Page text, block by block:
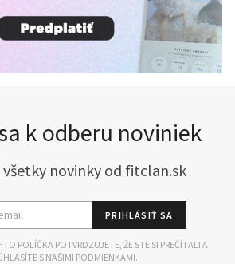
k odberu noviniek
novinky od fitclan.sk
PRIHLÁSIŤ SA
POLÍČKA POTVRDZUJETE, ŽE STE SI PREČÍTALI A
S NAŠIMI PODMIENKAMI.